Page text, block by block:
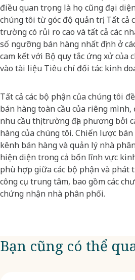
điều quan trọng là họ cũng đại
chúng tôi từ góc độ quản trị. Tất cả
trường có rủi ro cao và tất cả các
số ngưỡng bán hàng nhất định ở
cam kết với Bộ quy tắc ứng xử của
vào tài liệu Tiêu chí đối tác kinh
Tất cả các bộ phận của chúng tôi
bán hàng toàn cầu của riêng
nhu cầu thị trường địa phương bởi
hàng của chúng tôi. Chiến lược
kênh bán hàng và quản lý nhà
hiện diện trong cả bốn lĩnh vực
phù hợp giữa các bộ phận và phát
công cụ trung tâm, bao gồm các
chứng nhận nhà phân phối.
Bạn cũng có thể